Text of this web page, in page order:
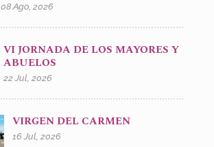
08 Ago, 2026
VI JORNADA DE LOS MAYORES Y
ABUELOS
22 Jul, 2026
VIRGEN DEL CARMEN
16 Jul, 2026